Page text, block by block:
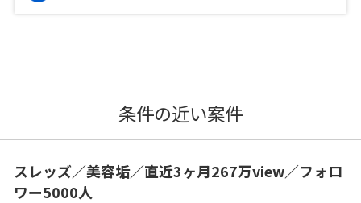
条件の近い案件
スレッズ／美容垢／直近3ヶ月267万view／フォロ
ワー5000人